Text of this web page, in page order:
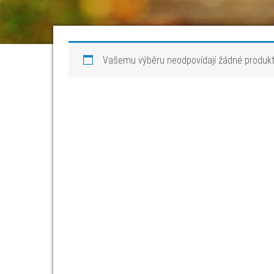
Vašemu výběru neodpovídají žádné